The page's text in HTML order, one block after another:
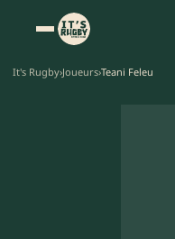
It's Rugby›Joueurs›Teani Feleu